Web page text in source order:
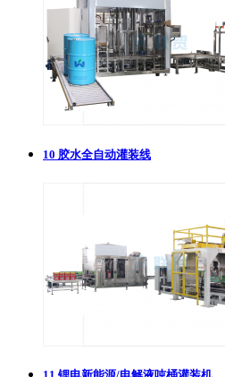
10 胶水全自动灌装线